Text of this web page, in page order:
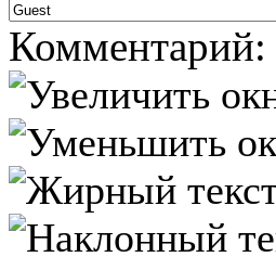
Комментарий: